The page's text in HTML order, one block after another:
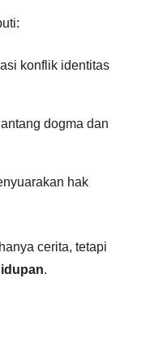
konflik identitas
dogma dan
hak
cerita, tetapi
.